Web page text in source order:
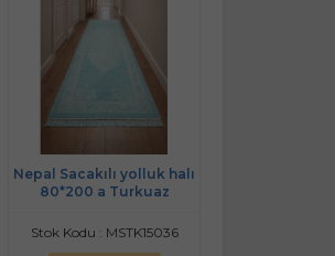
Nepal Sacakılı yolluk halı
80*200 a Turkuaz
Stok Kodu : MSTK15036